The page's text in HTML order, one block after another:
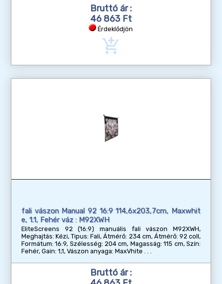
Bruttó ár :
46 863 Ft
Érdeklődjön
add_shopping_cart
fali vászon Manual 92 16:9 114,6x203,7cm, Maxwhit
e, 1.1, Fehér váz : M92XWH
EliteScreens 92 (16:9) manuális fali vászon M92XWH,
Meghajtás: Kézi, Tipus: Fali, Átmérő: 234 cm, Átmérő: 92 coll,
Formátum: 16:9, Szélesség: 204 cm, Magasság: 115 cm, Szín:
Fehér, Gain: 1,1, Vászon anyaga: MaxVhite
Bruttó ár :